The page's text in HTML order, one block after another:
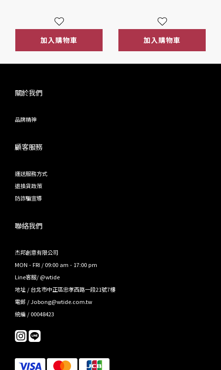
加入購物車 加入購物車
關於我們
品牌精神
顧客服務
運送服務方式
退換貨政策
防詐騙宣導
聯絡我們
杰邦創意有限公司
MON - FRI / 09:00 am - 17:00 pm
Line客服/ @wtide
地址 / 台北市中正區忠孝西路一段21號7樓
電郵 / Jobong@wtide.com.tw
統編 / 00048423